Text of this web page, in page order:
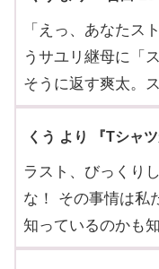
「えっ、あなたス
うサユリ継母に「
そうに返す爽太。
くう より 『Tシャ
ラスト、びっくり
な！ その事情は私
知っているのかも